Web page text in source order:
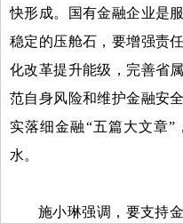
快形成。国有金融企业是
稳定的压舱石，要增强责
化改革提升能级，完善省
范自身风险和维护金融安
实落细金融“五篇大文章
水。
施小琳强调，要支持